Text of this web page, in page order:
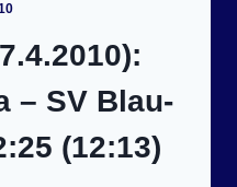
– SV Blau-
(12:13)